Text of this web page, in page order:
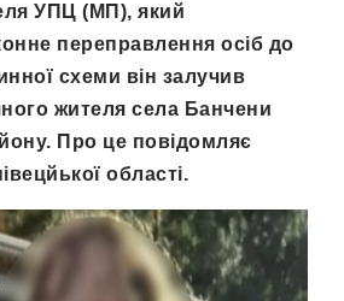
УПЦ (МП), який
переправлення осіб до
схеми він залучив
жителя села Банчени
Про це повідомляє
області.